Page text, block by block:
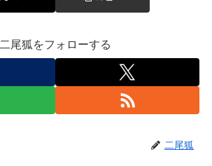
二尾狐をフォローする
二尾狐